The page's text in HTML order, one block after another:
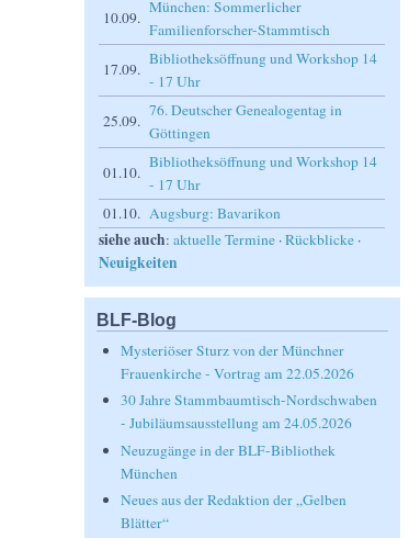
10.09.
München: Sommerlicher
Familienforscher-Stammtisch
17.09.
Bibliotheksöffnung und Workshop 14
- 17 Uhr
25.09.
76. Deutscher Genealogentag in
Göttingen
01.10.
Bibliotheksöffnung und Workshop 14
- 17 Uhr
01.10. Augsburg: Bavarikon
siehe auch:aktuelle Termine ·Rückblicke ·
Neuigkeiten
BLF-Blog
Mysteriöser Sturz von der Münchner
Frauenkirche - Vortrag am 22.05.2026
30 Jahre Stammbaumtisch-Nordschwaben
- Jubiläumsausstellung am 24.05.2026
Neuzugänge in der BLF-Bibliothek
München
Neues aus der Redaktion der „Gelben
Blätter“